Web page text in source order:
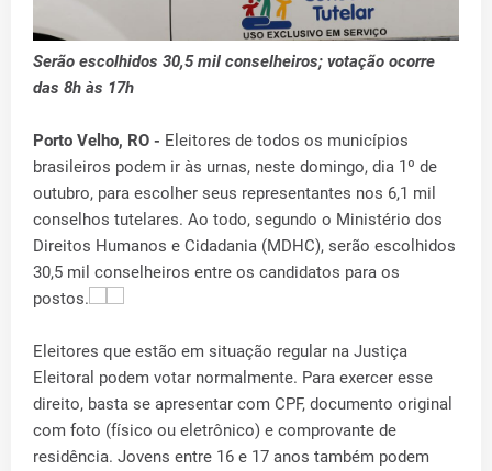
Serão escolhidos 30,5 mil conselheiros; votação ocorre
das 8h às 17h
Porto Velho, RO - Eleitores de todos os municípios
brasileiros podem ir às urnas, neste domingo, dia 1º de
outubro, para escolher seus representantes nos 6,1 mil
conselhos tutelares. Ao todo, segundo o Ministério dos
Direitos Humanos e Cidadania (MDHC), serão escolhidos
30,5 mil conselheiros entre os candidatos para os
postos.
Eleitores que estão em situação regular na Justiça
Eleitoral podem votar normalmente. Para exercer esse
direito, basta se apresentar com CPF, documento original
com foto (físico ou eletrônico) e comprovante de
residência. Jovens entre 16 e 17 anos também podem